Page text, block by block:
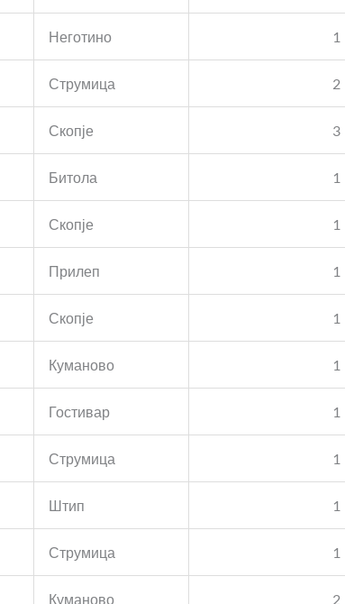
Неготино 1
Струмица 2
Скопје 3
Битола 1
Скопје 1
Прилеп 1
Скопје 1
Куманово 1
Гостивар 1
Струмица 1
Штип 1
Струмица 1
Куманово 2